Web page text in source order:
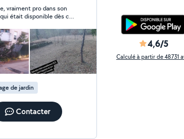
si nécessaire. -
parc, jardin, forêt et
-
anti feu pour protéger
etc..) -Création de
autotractée pour les
civile professionnelle.
de jardin
Contacter
4,6/5
Calculé à partir de 48731